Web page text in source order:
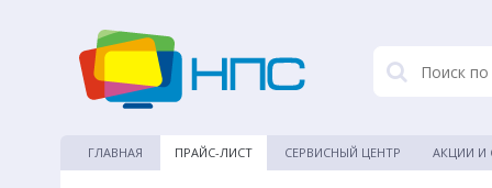
ГЛАВНАЯ ПРАЙС-ЛИСТ СЕРВИСНЫЙ ЦЕНТР АКЦИИ И